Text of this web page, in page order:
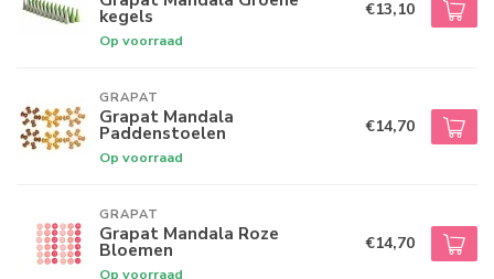
kegels
Op voorraad
€13,10
GRAPAT
Grapat Mandala
Paddenstoelen
Op voorraad
€14,70
GRAPAT
Grapat Mandala Roze
Bloemen
Op voorraad
€14,70